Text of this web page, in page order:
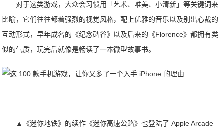
对于这类游戏，大众会习惯用「艺术、唯美、小清新」等关键词来
比喻，它们往往都着强烈的视觉风格，配上优雅的音乐以及别出心裁的
互动形式，早年成名的《纪念碑谷》以及后来的《Florence》都拥有类
似的气质，玩完后就像是畅读了一本微型故事书。
▲《迷你地铁》的续作《迷你高速公路》也登陆了 Apple Arcade